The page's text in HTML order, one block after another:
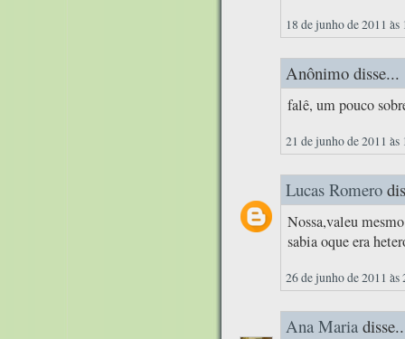
18 de junho de 2011 às
Anônimo disse...
falê, um pouco
21 de junho de 2011 às
Lucas Romero
Nossa,valeu
sabia oque era
26 de junho de 2011 às
Ana Maria